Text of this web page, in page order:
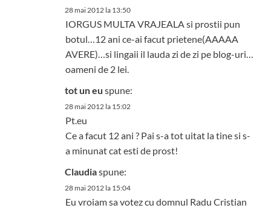
28 mai 2012 la 13:50
IORGUS MULTA VRAJEALA si prostii pun
botul…12 ani ce-ai facut prietene(AAAAA
AVERE)…si lingaii il lauda zi de zi pe blog-uri…
oameni de 2 lei.
tot un eu spune:
28 mai 2012 la 15:02
Pt.eu
Ce a facut 12 ani ? Pai s-a tot uitat la tine si s-
a minunat cat esti de prost!
Claudiaspune:
28 mai 2012 la 15:04
Eu vroiam sa votez cu domnul Radu Cristian